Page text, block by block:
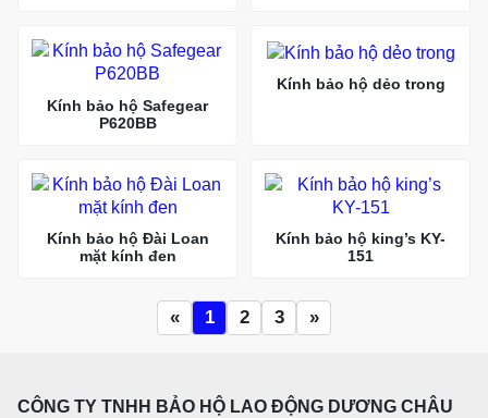
Kính bảo hộ Safegear
P620BB
Kính bảo hộ dẻo trong
Kính bảo hộ Đài Loan
mặt kính đen
Kính bảo hộ king’s KY-
151
« 1 2 3 »
CÔNG TY TNHH BẢO HỘ LAO ĐỘNG DƯƠNG CHÂU